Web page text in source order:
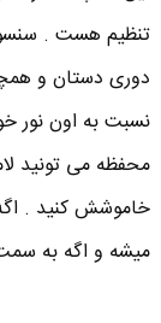
تنظیم هست .
دوری دستان و
نسبت به اون نور
محفظه می تونید
خاموشش کنید .
میشه و اگه به